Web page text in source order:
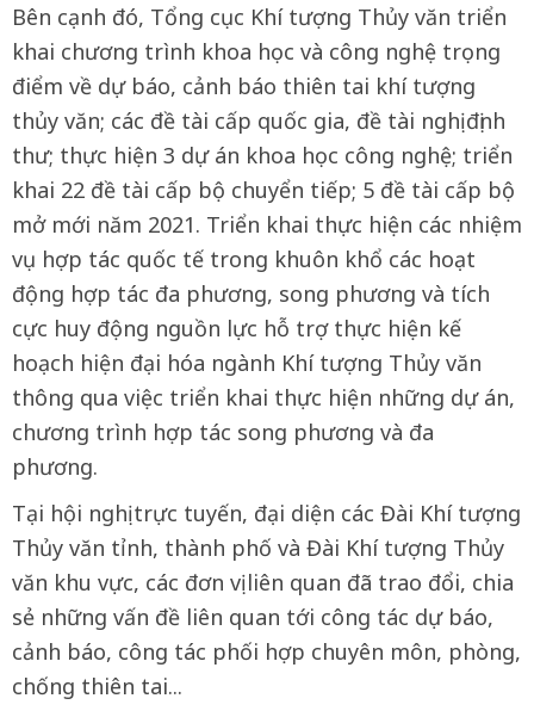
Bên cạnh đó, Tổng cục Khí tượng Thủy văn triển
khai chương trình khoa học và công nghệ trọng
điểm về dự báo, cảnh báo thiên tai khí tượng
thủy văn; các đề tài cấp quốc gia, đề tài nghị định
thư; thực hiện 3 dự án khoa học công nghệ; triển
khai 22 đề tài cấp bộ chuyển tiếp; 5 đề tài cấp bộ
mở mới năm 2021. Triển khai thực hiện các nhiệm
vụ hợp tác quốc tế trong khuôn khổ các hoạt
động hợp tác đa phương, song phương và tích
cực huy động nguồn lực hỗ trợ thực hiện kế
hoạch hiện đại hóa ngành Khí tượng Thủy văn
thông qua việc triển khai thực hiện những dự án,
chương trình hợp tác song phương và đa
phương.
Tại hội nghị trực tuyến, đại diện các Đài Khí tượng
Thủy văn tỉnh, thành phố và Đài Khí tượng Thủy
văn khu vực, các đơn vị liên quan đã trao đổi, chia
sẻ những vấn đề liên quan tới công tác dự báo,
cảnh báo, công tác phối hợp chuyên môn, phòng,
chống thiên tai...